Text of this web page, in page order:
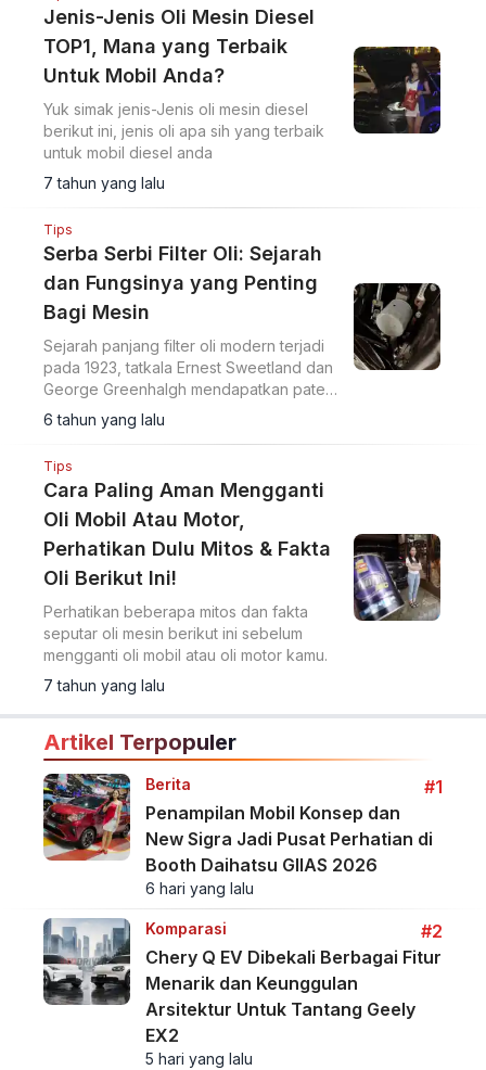
Jenis-Jenis Oli Mesin Diesel
TOP1, Mana yang Terbaik
Untuk Mobil Anda?
Yuk simak jenis-Jenis oli mesin diesel
berikut ini, jenis oli apa sih yang terbaik
untuk mobil diesel anda
7 tahun yang lalu
Tips
Serba Serbi Filter Oli: Sejarah
dan Fungsinya yang Penting
Bagi Mesin
Sejarah panjang filter oli modern terjadi
pada 1923, tatkala Ernest Sweetland dan
George Greenhalgh mendapatkan paten
pada tahun 1929.
6 tahun yang lalu
Tips
Cara Paling Aman Mengganti
Oli Mobil Atau Motor,
Perhatikan Dulu Mitos & Fakta
Oli Berikut Ini!
Perhatikan beberapa mitos dan fakta
seputar oli mesin berikut ini sebelum
mengganti oli mobil atau oli motor kamu.
7 tahun yang lalu
Artikel Terpopuler
Berita
#1
Penampilan Mobil Konsep dan
New Sigra Jadi Pusat Perhatian di
Booth Daihatsu GIIAS 2026
6 hari yang lalu
Komparasi
#2
Chery Q EV Dibekali Berbagai Fitur
Menarik dan Keunggulan
Arsitektur Untuk Tantang Geely
EX2
5 hari yang lalu